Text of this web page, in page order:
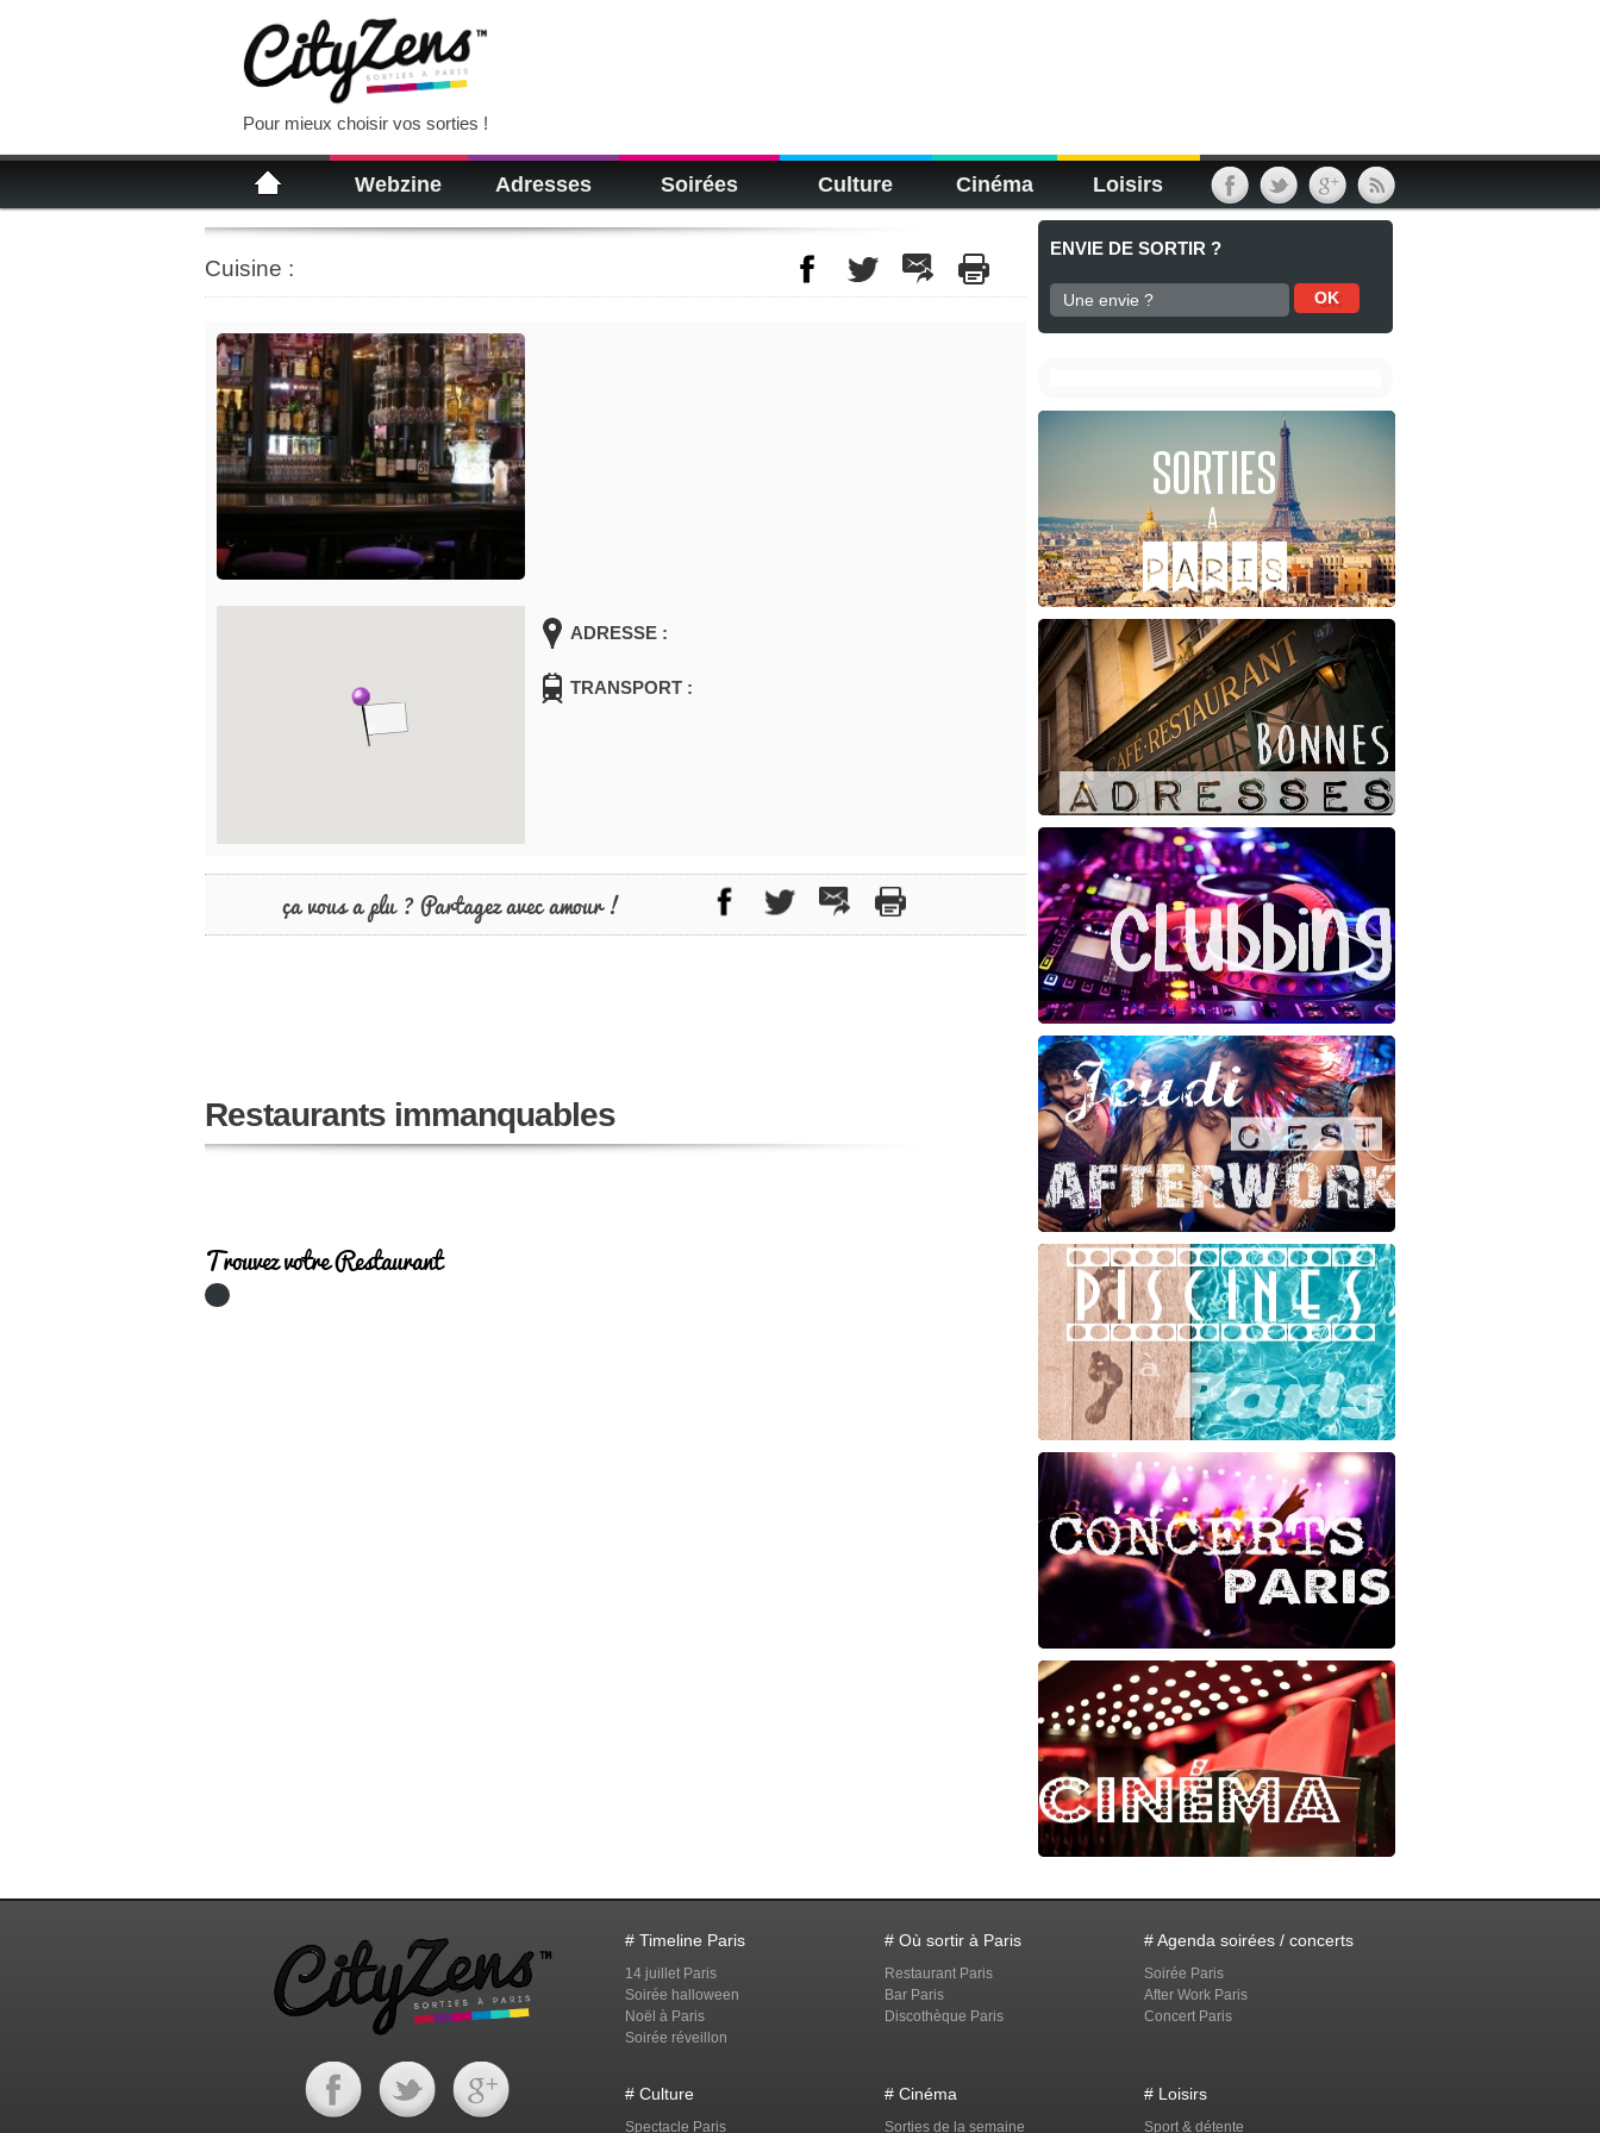
Pour mieux choisir vos sorties !
Webzine Adresses Soirées Culture Cinéma Loisirs
Cuisine :
ADRESSE :
TRANSPORT :
ça vous a plu ? Partagez avec amour !
Restaurants immanquables
Trouvez votre Restaurant
ENVIE DE SORTIR ?
# Timeline Paris
14 juillet Paris
Soirée halloween
Noël à Paris
Soirée réveillon
# Où sortir à Paris
Restaurant Paris
Bar Paris
Discothèque Paris
# Agenda soirées / concerts
Soirée Paris
After Work Paris
Concert Paris
# Culture
Spectacle Paris
# Cinéma
Sorties de la semaine
# Loisirs
Sport & détente